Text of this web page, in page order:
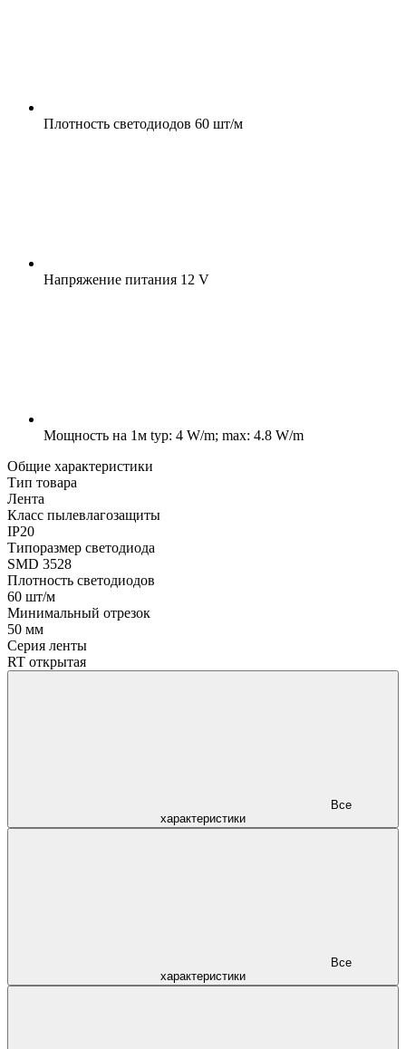
Плотность светодиодов 60 шт/м
Напряжение питания 12 V
Мощность на 1м typ: 4 W/m; max: 4.8 W/m
Общие характеристики
Тип товара
Лента
Класс пылевлагозащиты
IP20
Типоразмер светодиода
SMD 3528
Плотность светодиодов
60 шт/м
Минимальный отрезок
50 мм
Серия ленты
RT открытая
характеристики
характеристики